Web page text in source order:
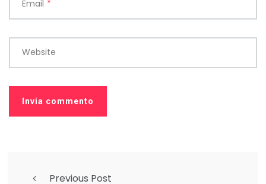
Email *
Website
Previous Post